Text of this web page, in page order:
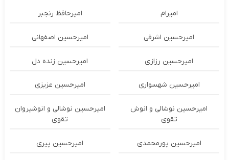
امیرام امیرحافظ رنجبر
امیرحسین اشرفی امیرحسین اصفهانی
امیرحسین رزازی امیرحسین زنده دل
امیرحسین شهسواری امیرحسین عزیزی
امیرحسین نوشالی و انوش
تقوی
امیرحسین نوشالی و انوشیروان
تقوی
امیرحسین پورمحمدی امیرحسین پیری